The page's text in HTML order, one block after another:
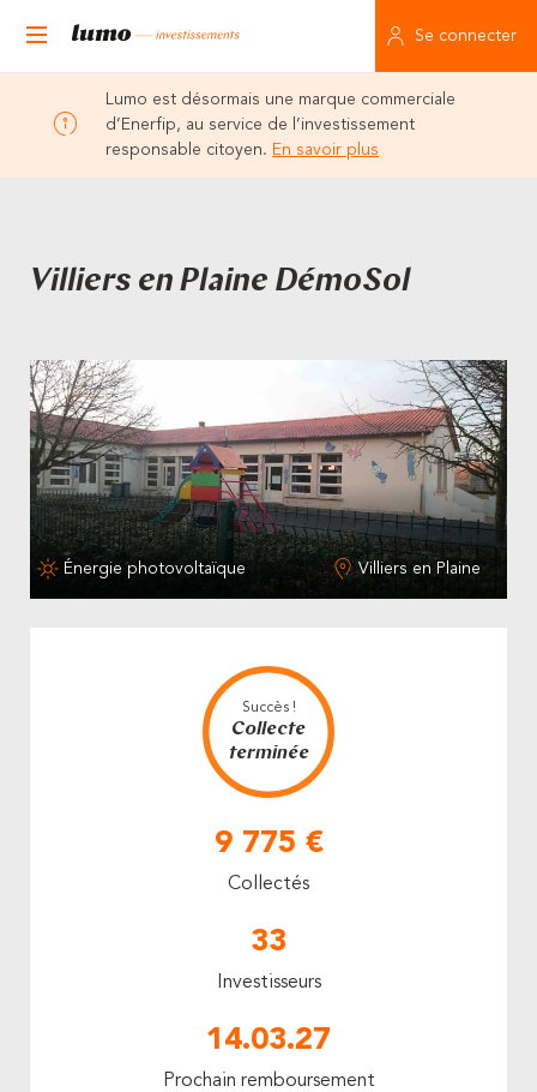
Se connecter
Lumo est désormais une marque commerciale
d’Enerfip, au service de l’investissement
responsable citoyen. En savoir plus
Villiers en Plaine DémoSol
Énergie photovoltaïque Villiers en Plaine
Succès !
Collecte
terminée
9 775 €
Collectés
33
Investisseurs
14.03.27
Prochain remboursement